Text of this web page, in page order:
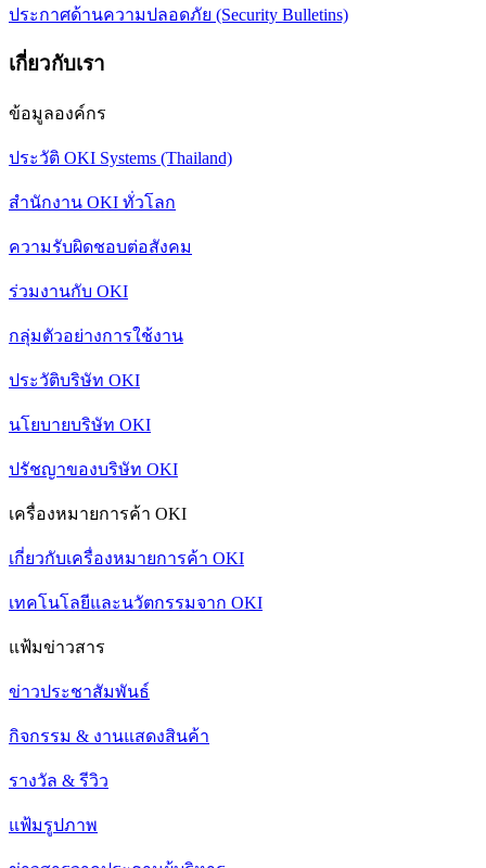
ประกาศด้านความปลอดภัย (Security Bulletins)
เกี่ยวกับเรา
ข้อมูลองค์กร
ประวัติ OKI Systems (Thailand)
สำนักงาน OKI ทั่วโลก
ความรับผิดชอบต่อสังคม
ร่วมงานกับ OKI
กลุ่มตัวอย่างการใช้งาน
ประวัติบริษัท OKI
นโยบายบริษัท OKI
ปรัชญาของบริษัท OKI
เครื่องหมายการค้า OKI
เกี่ยวกับเครื่องหมายการค้า OKI
เทคโนโลยีและนวัตกรรมจาก OKI
แฟ้มข่าวสาร
ข่าวประชาสัมพันธ์
กิจกรรม & งานแสดงสินค้า
รางวัล & รีวิว
แฟ้มรูปภาพ